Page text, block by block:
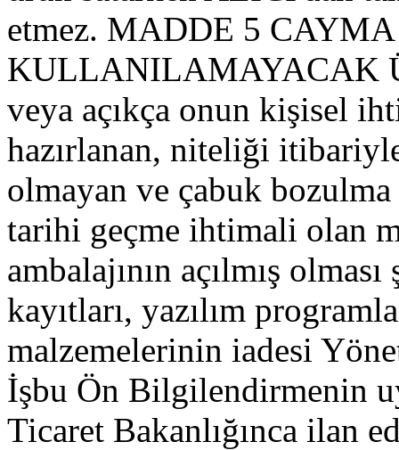
etmez. MADDE 5
KULLANILAMAYACAK
veya açıkça onun kişisel
hazırlanan, niteliği
olmayan ve çabuk
tarihi geçme ihtimali olan
ambalajının açılmış
kayıtları, yazılım
malzemelerinin iadesi
İşbu Ön Bilgilendirmenin
Ticaret Bakanlığınca ilan